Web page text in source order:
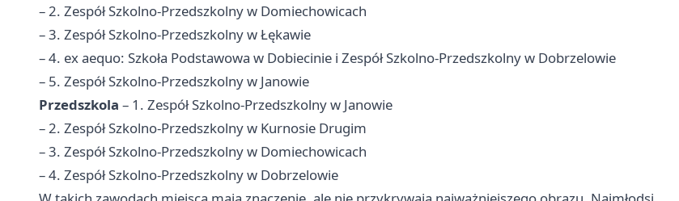
– 2. Zespół Szkolno-Przedszkolny w Domiechowicach
– 3. Zespół Szkolno-Przedszkolny w Łękawie
– 4. ex aequo: Szkoła Podstawowa w Dobiecinie i Zespół Szkolno-Przedszkolny w Dobrzelowie
– 5. Zespół Szkolno-Przedszkolny w Janowie
Przedszkola – 1. Zespół Szkolno-Przedszkolny w Janowie
– 2. Zespół Szkolno-Przedszkolny w Kurnosie Drugim
– 3. Zespół Szkolno-Przedszkolny w Domiechowicach
– 4. Zespół Szkolno-Przedszkolny w Dobrzelowie